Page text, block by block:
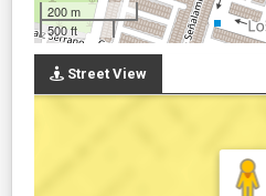
200 m
500 ft
Street View